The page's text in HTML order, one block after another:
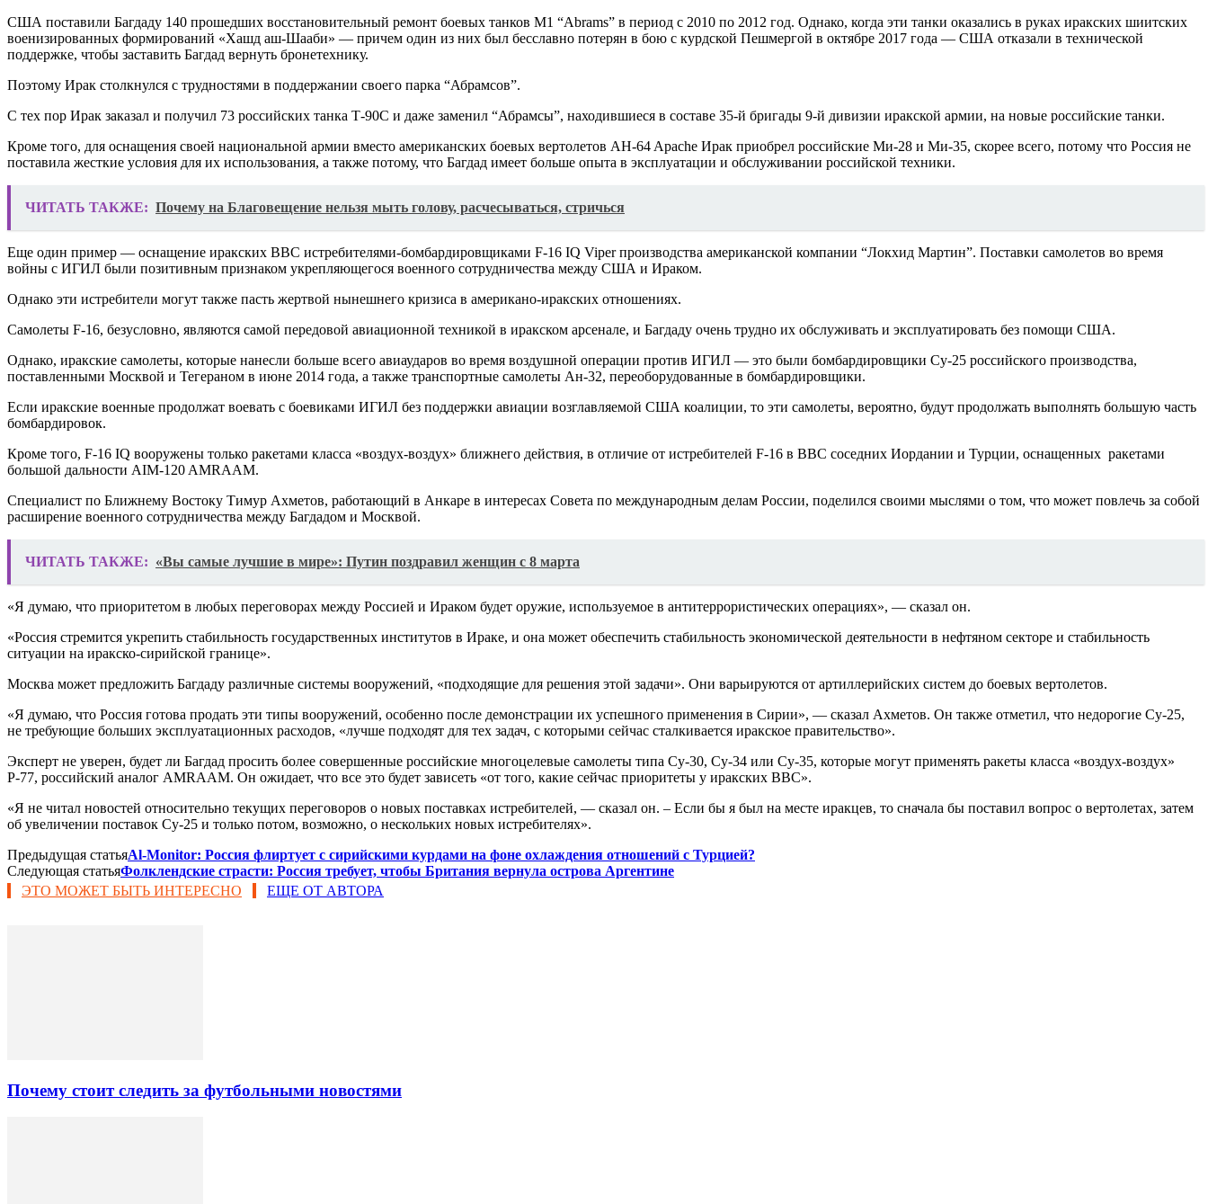
США поставили Багдаду 140 прошедших восстановительный ремонт боевых танков M1 “Abrams” в период с 2010 по 2012 год. Однако, когда эти танки оказались в руках иракских шиитских
военизированных формирований «Хашд аш-Шааби» — причем один из них был бесславно потерян в бою с курдской Пешмергой в октябре 2017 года — США отказали в технической
поддержке, чтобы заставить Багдад вернуть бронетехнику.
Поэтому Ирак столкнулся с трудностями в поддержании своего парка “Абрамсов”.
С тех пор Ирак заказал и получил 73 российских танка Т-90С и даже заменил “Абрамсы”, находившиеся в составе 35-й бригады 9-й дивизии иракской армии, на новые российские танки.
Кроме того, для оснащения своей национальной армии вместо американских боевых вертолетов AH-64 Apache Ирак приобрел российские Ми-28 и Ми-35, скорее всего, потому что Россия не
поставила жесткие условия для их использования, а также потому, что Багдад имеет больше опыта в эксплуатации и обслуживании российской техники.
ЧИТАТЬ ТАКЖЕ: Почему на Благовещение нельзя мыть голову, расчесываться, стричься
Еще один пример — оснащение иракских ВВС истребителями-бомбардировщиками F-16 IQ Viper производства американской компании “Локхид Мартин”. Поставки самолетов во время
войны с ИГИЛ были позитивным признаком укрепляющегося военного сотрудничества между США и Ираком.
Однако эти истребители могут также пасть жертвой нынешнего кризиса в американо-иракских отношениях.
Самолеты F-16, безусловно, являются самой передовой авиационной техникой в иракском арсенале, и Багдаду очень трудно их обслуживать и эксплуатировать без помощи США.
Однако, иракские самолеты, которые нанесли больше всего авиаударов во время воздушной операции против ИГИЛ — это были бомбардировщики Су-25 российского производства,
поставленными Москвой и Тегераном в июне 2014 года, а также транспортные самолеты Ан-32, переоборудованные в бомбардировщики.
Если иракские военные продолжат воевать с боевиками ИГИЛ без поддержки авиации возглавляемой США коалиции, то эти самолеты, вероятно, будут продолжать выполнять большую часть
бомбардировок.
Кроме того, F-16 IQ вооружены только ракетами класса «воздух-воздух» ближнего действия, в отличие от истребителей F-16 в ВВС соседних Иордании и Турции, оснащенных ракетами
большой дальности AIM-120 AMRAAM.
Специалист по Ближнему Востоку Тимур Ахметов, работающий в Анкаре в интересах Совета по международным делам России, поделился своими мыслями о том, что может повлечь за собой
расширение военного сотрудничества между Багдадом и Москвой.
ЧИТАТЬ ТАКЖЕ: «Вы самые лучшие в мире»: Путин поздравил женщин с 8 марта
«Я думаю, что приоритетом в любых переговорах между Россией и Ираком будет оружие, используемое в антитеррористических операциях», — сказал он.
«Россия стремится укрепить стабильность государственных институтов в Ираке, и она может обеспечить стабильность экономической деятельности в нефтяном секторе и стабильность
ситуации на иракско-сирийской границе».
Москва может предложить Багдаду различные системы вооружений, «подходящие для решения этой задачи». Они варьируются от артиллерийских систем до боевых вертолетов.
«Я думаю, что Россия готова продать эти типы вооружений, особенно после демонстрации их успешного применения в Сирии», — сказал Ахметов. Он также отметил, что недорогие Су-25,
не требующие больших эксплуатационных расходов, «лучше подходят для тех задач, с которыми сейчас сталкивается иракское правительство».
Эксперт не уверен, будет ли Багдад просить более совершенные российские многоцелевые самолеты типа Су-30, Су-34 или Су-35, которые могут применять ракеты класса «воздух-воздух»
Р-77, российский аналог AMRAAM. Он ожидает, что все это будет зависеть «от того, какие сейчас приоритеты у иракских ВВС».
«Я не читал новостей относительно текущих переговоров о новых поставках истребителей, — сказал он. – Если бы я был на месте иракцев, то сначала бы поставил вопрос о вертолетах, затем
об увеличении поставок Су-25 и только потом, возможно, о нескольких новых истребителях».
Предыдущая статьяAl-Monitor: Россия флиртует с сирийскими курдами на фоне охлаждения отношений с Турцией?
Следующая статьяФолклендские страсти: Россия требует, чтобы Британия вернула острова Аргентине
ЭТО МОЖЕТ БЫТЬ ИНТЕРЕСНО
ЕЩЕ ОТ АВТОРА
Почему стоит следить за футбольными новостями